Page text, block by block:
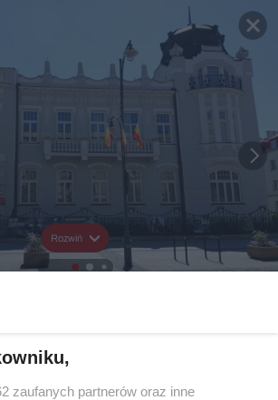
Rozwiń
zaufanych partnerów oraz inne